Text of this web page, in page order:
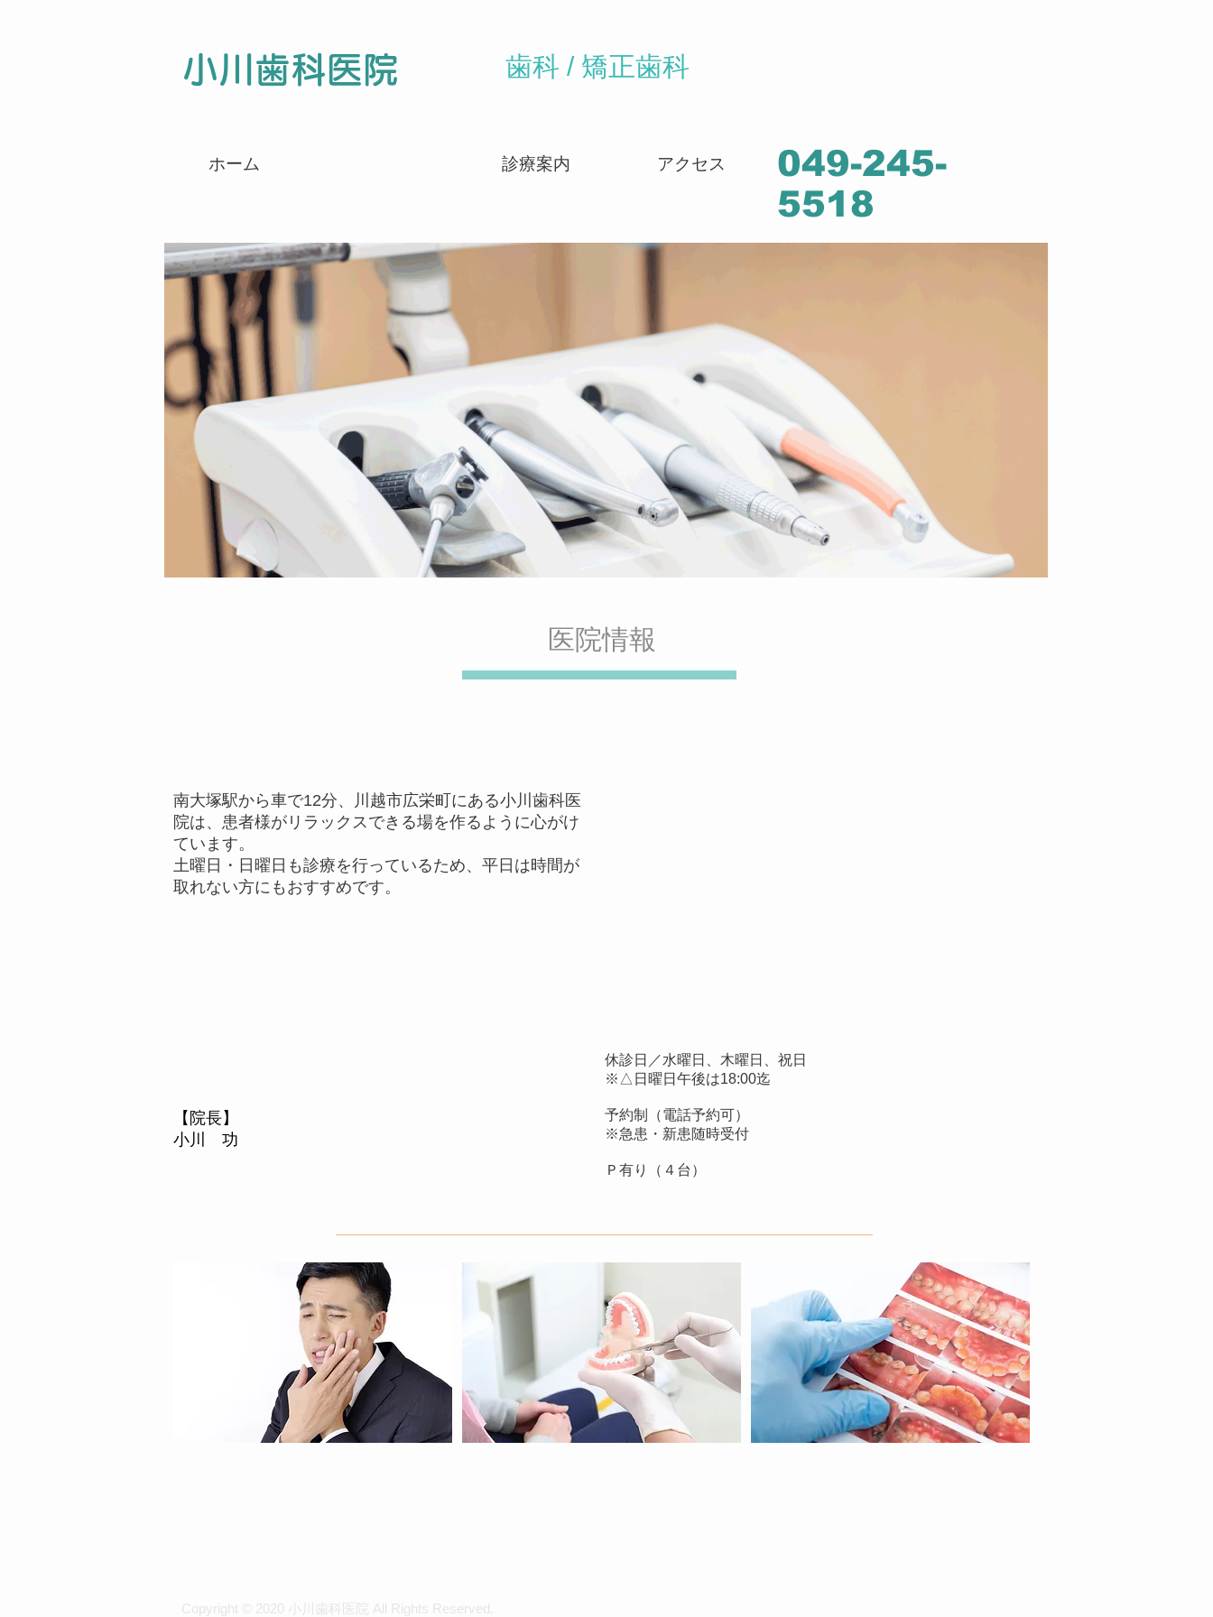
歯科 / 矯正歯科
小川歯科医院
ホーム 診療案内 アクセス
049-245-
5518
医院情報
南大塚駅から車で12分、川越市広栄町にある小川歯科医
院は、患者様がリラックスできる場を作るように心がけ
ています。
土曜日・日曜日も診療を行っているため、平日は時間が
取れない方にもおすすめです。
【院長】
小川 功
休診日／水曜日、木曜日、祝日
※△日曜日午後は18:00迄
予約制（電話予約可）
※急患・新患随時受付
Ｐ有り（４台）
Copyright © 2020 小川歯科医院 All Rights Reserved.